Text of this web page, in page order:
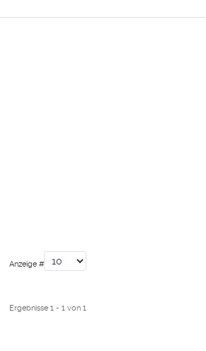
Anzeige #
Ergebnisse 1 - 1 von 1